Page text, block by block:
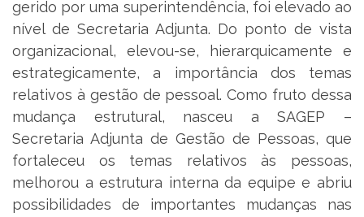
gerido por uma superintendência, foi elevado ao
nível de Secretaria Adjunta. Do ponto de vista
organizacional, elevou-se, hierarquicamente e
estrategicamente, a importância dos temas
relativos à gestão de pessoal. Como fruto dessa
mudança estrutural, nasceu a SAGEP –
Secretaria Adjunta de Gestão de Pessoas, que
fortaleceu os temas relativos às pessoas,
melhorou a estrutura interna da equipe e abriu
possibilidades de importantes mudanças nas